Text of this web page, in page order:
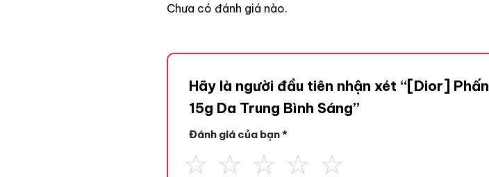
Chưa có đánh giá nào.
Hãy là người đầu tiên nhận xét “[Dior]
15g Da Trung Bình Sáng”
Đánh giá của bạn*